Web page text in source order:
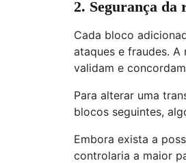
2. Segurança da
Cada bloco
ataques e fraudes. A
validam e
Para alterar uma
blocos seguintes,
Embora exista a
controlaria a maior